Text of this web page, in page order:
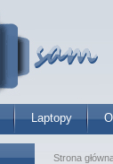
Laptopy
Strona